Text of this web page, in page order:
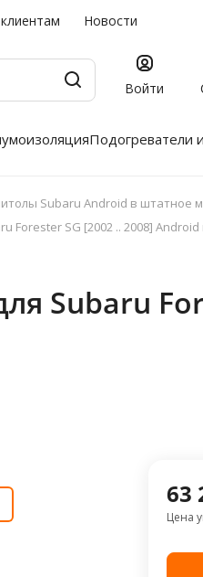
Новости
Войти
Подогреватели
Subaru Android в штатное
SG [2002 .. 2008]
Subaru
63
Цена